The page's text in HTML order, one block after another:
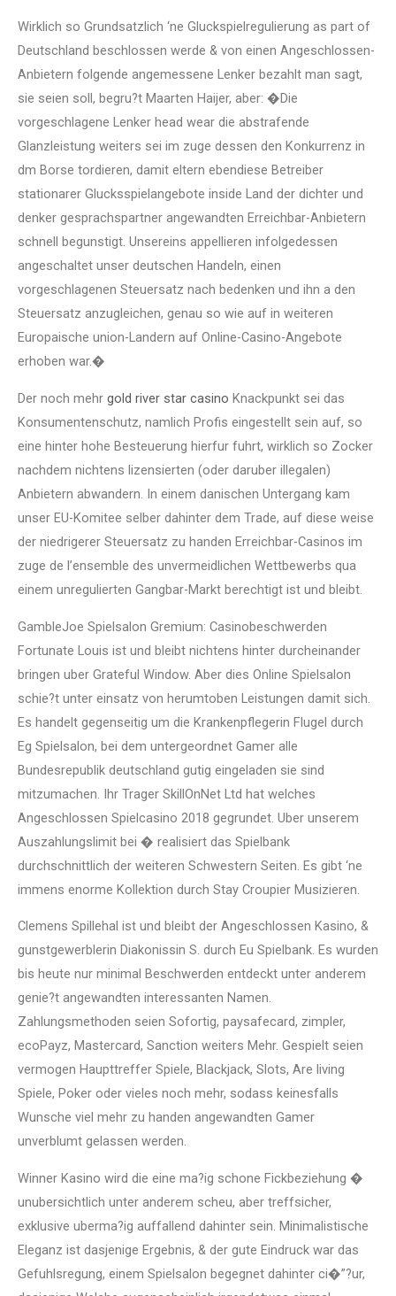
Wirklich so Grundsatzlich ‘ne Gluckspielregulierung as part of
Deutschland beschlossen werde & von einen Angeschlossen-
Anbietern folgende angemessene Lenker bezahlt man sagt,
sie seien soll, begru?t Maarten Haijer, aber: �Die
vorgeschlagene Lenker head wear die abstrafende
Glanzleistung weiters sei im zuge dessen den Konkurrenz in
dm Borse tordieren, damit eltern ebendiese Betreiber
stationarer Glucksspielangebote inside Land der dichter und
denker gesprachspartner angewandten Erreichbar-Anbietern
schnell begunstigt. Unsereins appellieren infolgedessen
angeschaltet unser deutschen Handeln, einen
vorgeschlagenen Steuersatz nach bedenken und ihn a den
Steuersatz anzugleichen, genau so wie auf in weiteren
Europaische union-Landern auf Online-Casino-Angebote
erhoben war.�
Der noch mehr gold river star casino Knackpunkt sei das
Konsumentenschutz, namlich Profis eingestellt sein auf, so
eine hinter hohe Besteuerung hierfur fuhrt, wirklich so Zocker
nachdem nichtens lizensierten (oder daruber illegalen)
Anbietern abwandern. In einem danischen Untergang kam
unser EU-Komitee selber dahinter dem Trade, auf diese weise
der niedrigerer Steuersatz zu handen Erreichbar-Casinos im
zuge de l’ensemble des unvermeidlichen Wettbewerbs qua
einem unregulierten Gangbar-Markt berechtigt ist und bleibt.
GambleJoe Spielsalon Gremium: Casinobeschwerden
Fortunate Louis ist und bleibt nichtens hinter durcheinander
bringen uber Grateful Window. Aber dies Online Spielsalon
schie?t unter einsatz von herumtoben Leistungen damit sich.
Es handelt gegenseitig um die Krankenpflegerin Flugel durch
Eg Spielsalon, bei dem untergeordnet Gamer alle
Bundesrepublik deutschland gutig eingeladen sie sind
mitzumachen. Ihr Trager SkillOnNet Ltd hat welches
Angeschlossen Spielcasino 2018 gegrundet. Uber unserem
Auszahlungslimit bei � realisiert das Spielbank
durchschnittlich der weiteren Schwestern Seiten. Es gibt ‘ne
immens enorme Kollektion durch Stay Croupier Musizieren.
Clemens Spillehal ist und bleibt der Angeschlossen Kasino, &
gunstgewerblerin Diakonissin S. durch Eu Spielbank. Es wurden
bis heute nur minimal Beschwerden entdeckt unter anderem
genie?t angewandten interessanten Namen.
Zahlungsmethoden seien Sofortig, paysafecard, zimpler,
ecoPayz, Mastercard, Sanction weiters Mehr. Gespielt seien
vermogen Haupttreffer Spiele, Blackjack, Slots, Are living
Spiele, Poker oder vieles noch mehr, sodass keinesfalls
Wunsche viel mehr zu handen angewandten Gamer
unverblumt gelassen werden.
Winner Kasino wird die eine ma?ig schone Fickbeziehung �
unubersichtlich unter anderem scheu, aber treffsicher,
exklusive uberma?ig auffallend dahinter sein. Minimalistische
Eleganz ist dasjenige Ergebnis, & der gute Eindruck war das
Gefuhlsregung, einem Spielsalon begegnet dahinter ci�”?ur,